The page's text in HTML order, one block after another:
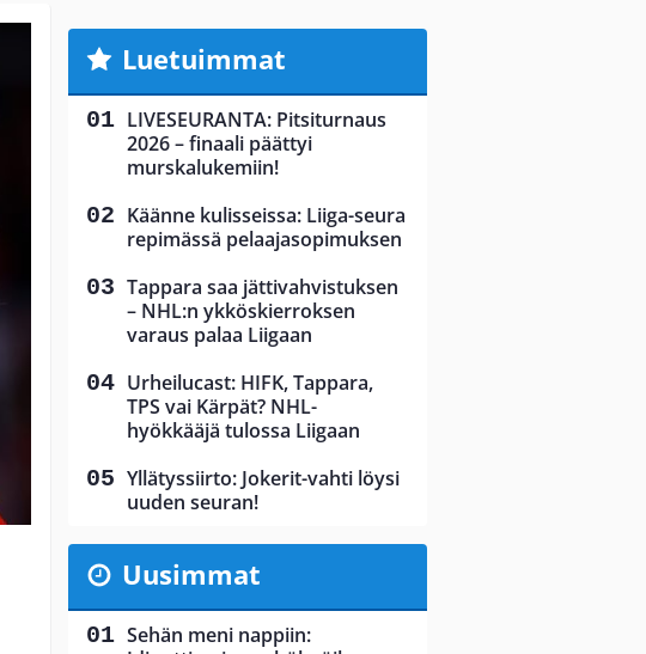
Luetuimmat
LIVESEURANTA: Pitsiturnaus
2026 – finaali päättyi
murskalukemiin!
Käänne kulisseissa: Liiga-seura
repimässä pelaajasopimuksen
Tappara saa jättivahvistuksen
– NHL:n ykköskierroksen
varaus palaa Liigaan
Urheilucast: HIFK, Tappara,
TPS vai Kärpät? NHL-
hyökkääjä tulossa Liigaan
Yllätyssiirto: Jokerit-vahti löysi
uuden seuran!
Uusimmat
Sehän meni nappiin: